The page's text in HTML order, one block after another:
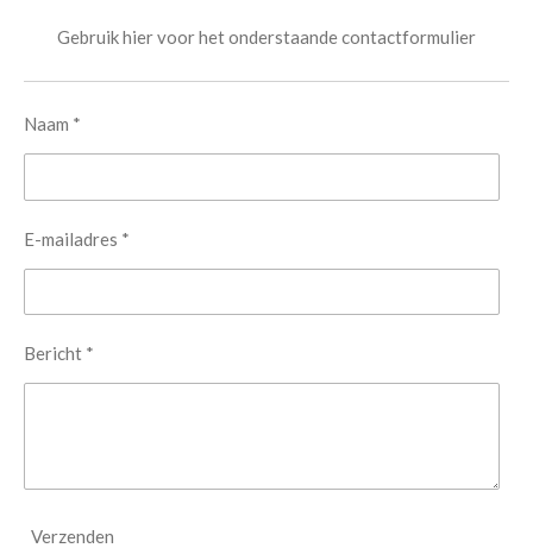
Gebruik hier voor het onderstaande contactformulier
Naam *
E-mailadres *
Bericht *
Verzenden